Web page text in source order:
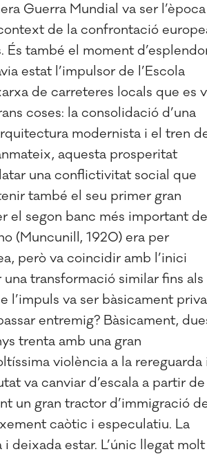
Guerra Mundial va ser l’època
de la confrontació
també el moment
estat l’impulsor de l’Escola
de carreteres locals que es
coses: la consolidació d’una
modernista i el tren
aquesta prosperitat
una conflictivitat social que
també el seu primer gran
el segon banc més important de
(Muncunill, 1920) era per
però va coincidir amb l’inici
transformació similar fins als
l’impuls va ser bàsicament
entremig? Bàsicament,
trenta amb una gran
violència a la rereguarda
va canviar d’escala a partir de
un gran tractor d’immigració
caòtic i especulatiu. La
deixada estar. L’únic llegat molt